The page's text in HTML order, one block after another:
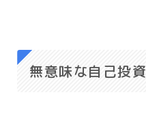
無意味な自己投資